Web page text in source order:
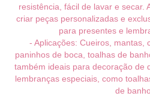
resistência, fácil de lavar e secar.
criar peças personalizadas e
para presentes e
- Aplicações: Cueiros, mantas,
paninhos de boca, toalhas de
também ideais para decoração de
lembranças especiais, como
de banho.